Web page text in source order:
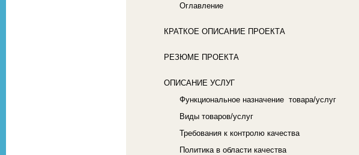
Оглавление
КРАТКОЕ ОПИСАНИЕ ПРОЕКТА
РЕЗЮМЕ ПРОЕКТА
ОПИСАНИЕ УСЛУГ
Функциональное назначение товара/услуг
Виды товаров/услуг
Требования к контролю качества
Политика в области качества